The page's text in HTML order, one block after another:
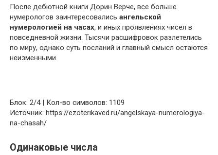
После дебютной книги Дорин Верче, все больше
нумерологов заинтересовались ангельской
нумерологией на часах, и иных проявлениях чисел в
повседневной жизни. Тысячи расшифровок разлетелись
по миру, однако суть посланий и главный смысл остаются
неизменными.
Блок: 2/4 | Кол-во символов: 1109
Источник: https://ezoterikaved.ru/angelskaya-numerologiya-
na-chasah/
Одинаковые числа